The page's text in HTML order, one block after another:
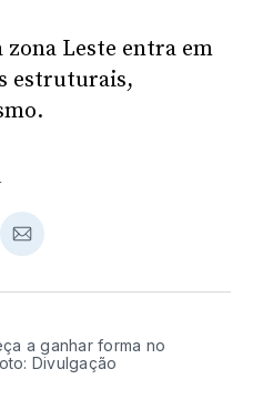
Leste entra em
estruturais,
Compartilhar
Email
a ganhar forma no
Divulgação